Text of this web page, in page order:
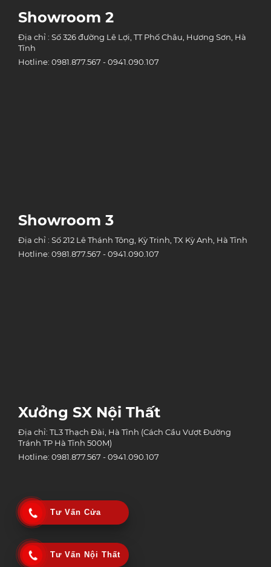
Showroom 2
Địa chỉ : Số 326 đường Lê Lợi, TT Phố Châu, Hương Sơn, Hà
Tĩnh
Hotline: 0981.877.567 - 0941.090.107
Showroom 3
Địa chỉ : Số 212 Lê Thánh Tông, Kỳ Trinh, TX Kỳ Anh, Hà Tĩnh
Hotline: 0981.877.567 - 0941.090.107
Xưởng SX Nội Thất
Địa chỉ: TL3 Thạch Đài, Hà Tĩnh (Cách Cầu Vượt Đường
Tránh TP Hà Tĩnh 500M)
Hotline: 0981.877.567 - 0941.090.107
Tư Vấn Cửa
Tư Vấn Nội Thất